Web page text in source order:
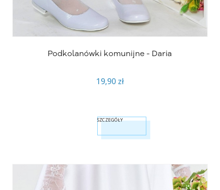
Podkolanówki komunijne - Daria
19,90 zł
SZCZEGÓŁY